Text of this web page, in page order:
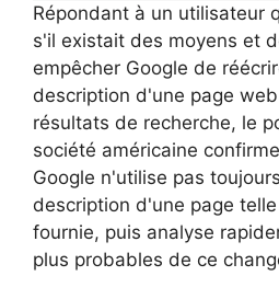
Répondant à un utilisateur
s'il existait des moyens et
empêcher Google de
description d'une page
résultats de recherche, le
société américaine
Google n'utilise pas
description d'une page
fournie, puis analyse
plus probables de ce